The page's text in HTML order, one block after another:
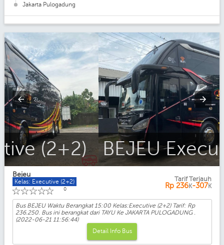
Jakarta Pulogadung
BEJEU Executive (2+2)
Bejeu
Kelas: Executive (2+2)
☆
☆
☆
☆
☆ 0
Tarif Terjauh
Rp 236K-307K
Bus BEJEU Waktu Berangkat 15:00 Kelas:Executive (2+2) Tarif: Rp
236.250. Bus ini berangkat dari TAYU Ke JAKARTA PULOGADUNG .
(2022-06-21 11:56:44)
Detail Info Bus